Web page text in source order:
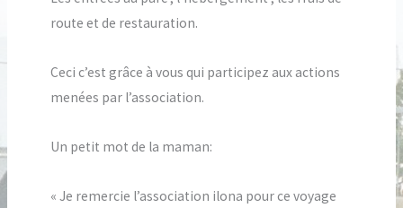
route et de restauration.
Ceci c’est grâce à vous qui participez aux actions
menées par l’association.
Un petit mot de la maman:
« Je remercie l’association ilona pour ce voyage